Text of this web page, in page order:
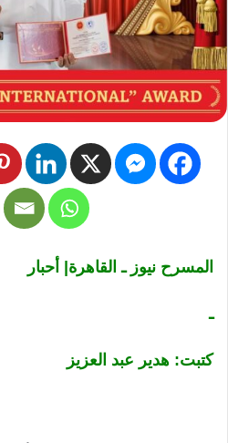
المسرح نيوز ـ القاهرة| أحبار
ـ
كتبت: هدير عبد العزيز